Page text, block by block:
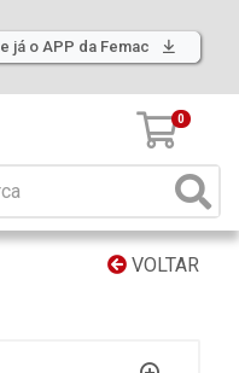
já o APP da Femac
0
VOLTAR